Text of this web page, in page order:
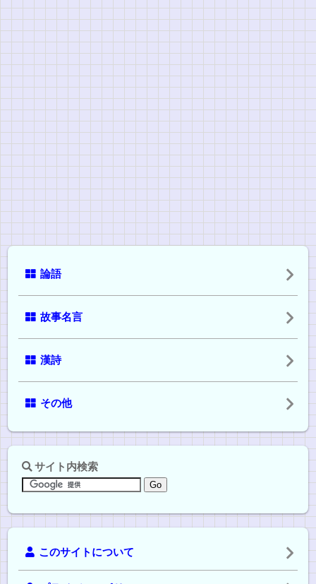
論語
故事名言
漢詩
その他
サイト内検索
このサイトについて